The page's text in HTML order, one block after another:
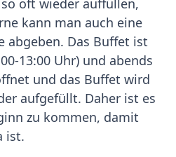
oft wieder auffüllen,
kann man auch eine
abgeben. Das Buffet ist
13:00 Uhr) und abends
und das Buffet wird
aufgefüllt. Daher ist es
zu kommen, damit
ist.